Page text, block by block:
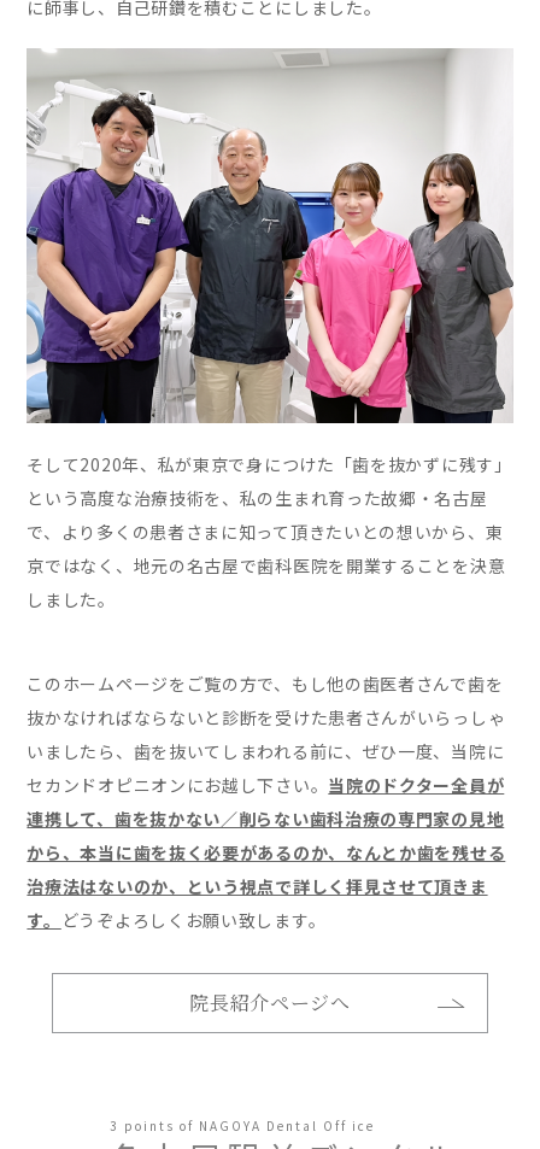
に師事し、自己研鑽を積むことにしました。
そして2020年、私が東京で身につけた「歯を抜かずに残す」
という高度な治療技術を、私の生まれ育った故郷・名古屋
で、より多くの患者さまに知って頂きたいとの想いから、東
京ではなく、地元の名古屋で歯科医院を開業することを決意
しました。
このホームページをご覧の方で、もし他の歯医者さんで歯を
抜かなければならないと診断を受けた患者さんがいらっしゃ
いましたら、歯を抜いてしまわれる前に、ぜひ一度、当院に
セカンドオピニオンにお越し下さい。 当院のドクター全員が
連携して、歯を抜かない／削らない歯科治療の専門家の見地
から、本当に歯を抜く必要があるのか、なんとか歯を残せる
治療法はないのか、という視点で詳しく拝見させて頂きま
す。
どうぞよろしくお願い致します。
院長紹介ページへ
3 points of NAGOYA Dental Off ice